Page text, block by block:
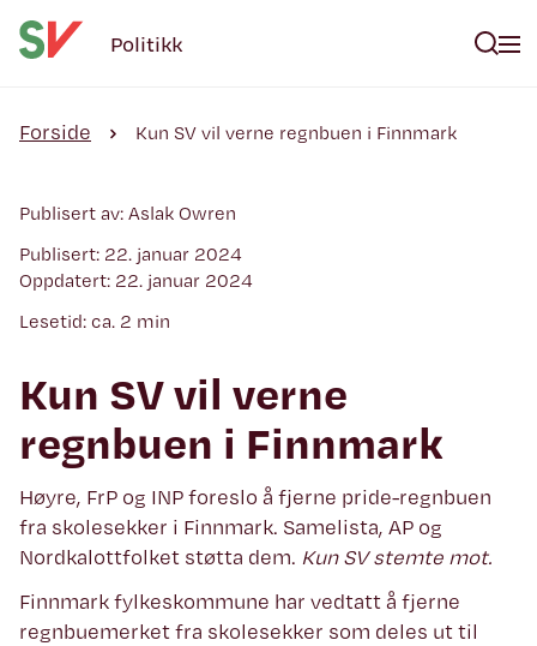
Politikk
Forside Kun SV vil verne regnbuen i Finnmark
Publisert av: Aslak Owren
Publisert: 22. januar 2024
Oppdatert: 22. januar 2024
Lesetid: ca. 2 min
Kun SV vil verne
regnbuen i Finnmark
Høyre, FrP og INP foreslo å fjerne pride-regnbuen
fra skolesekker i Finnmark. Samelista, AP og
Nordkalottfolket støtta dem. Kun SV stemte mot.
Finnmark fylkeskommune har vedtatt å fjerne
regnbuemerket fra skolesekker som deles ut til